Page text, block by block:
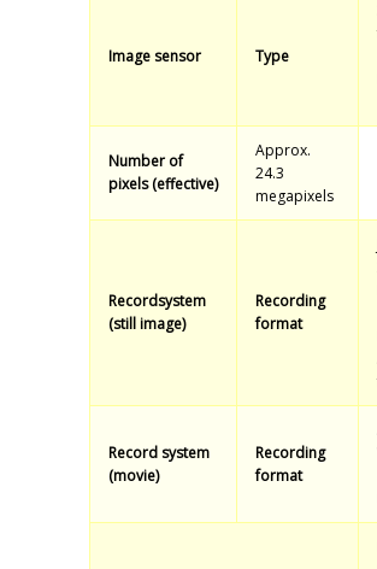
Image sensor Type
Number of
pixels (effective)
Approx.
24.3
megapixels
Recordsystem
(still image)
Recording
format
Record system
(movie)
Recording
format